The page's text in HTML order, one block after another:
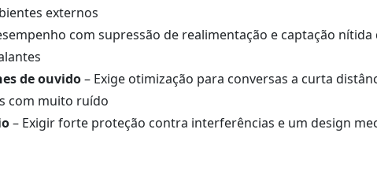
externos
com supressão de realimentação e captação nítida
de ouvido– Exige otimização para conversas a curta
com muito ruído
– Exigir forte proteção contra interferências e um design